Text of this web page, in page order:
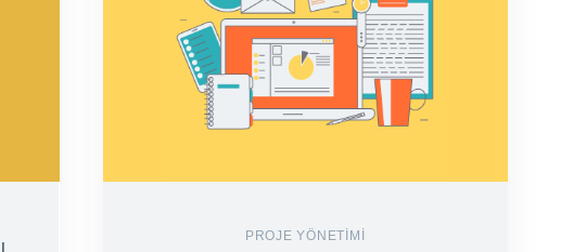
PROJE YÖNETIMI